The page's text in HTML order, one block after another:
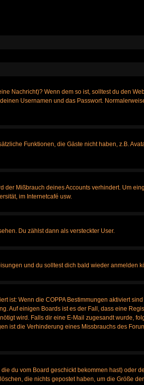
Nachricht)? Wenn dem so ist, solltest du den
Usernamen und das Passwort.
Funktionen, die Gäste nicht haben, z.B.
Mißbrauch deines Accounts verhindert. Um
im Internetcafé usw.
Du zählst dann als versteckter User.
und du solltest dich bald wieder anmelden
ist: Wenn die COPPA Bestimmungen aktiviert
Auf einigen Boards ist es der Fall, dass eine
wird. Falls dir eine E-Mail zugesandt wurde,
ist die Verhinderung eines Missbrauchs des
du vom Board geschickt bekommen hast) oder
die nichts gepostet haben, um die Größe